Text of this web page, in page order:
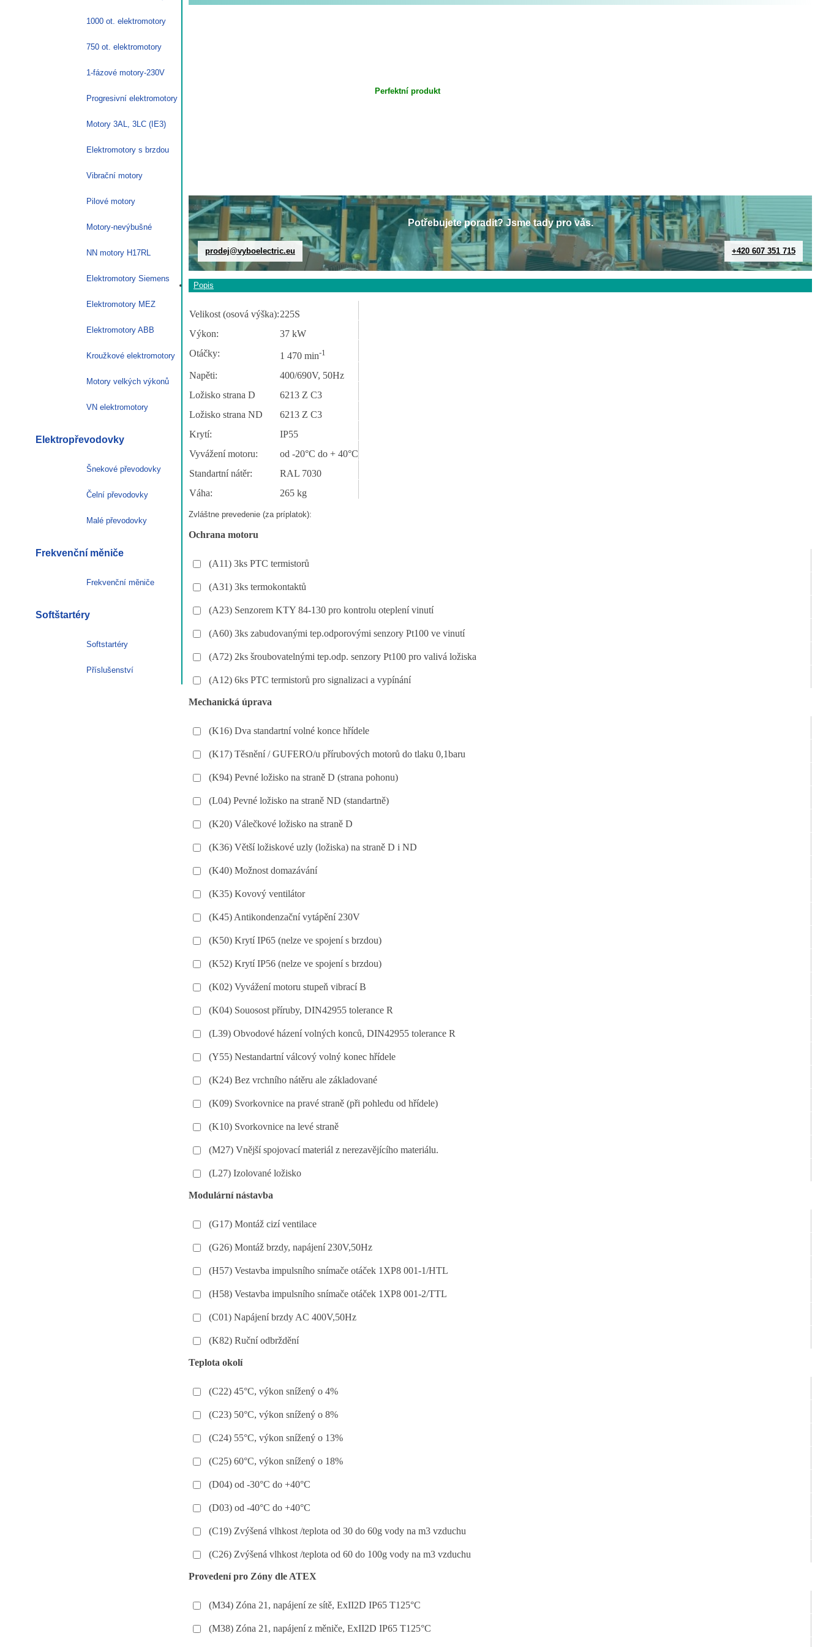
Perfektní produkt
Potřebujete poradit? Jsme tady pro vás.
prodej@vyboelectric.eu +420 607 351 715
Popis
Velikost (osová výška):225S
Výkon:
37 kW
Otáčky:
1 470 min-1
Napěti:
400/690V, 50Hz
Ložisko strana D
6213 Z C3
Ložisko strana ND
6213 Z C3
Krytí:
IP55
Vyvážení motoru:
od -20°C do + 40°C
Standartní nátěr:
RAL 7030
Váha:
265 kg
Zvláštne prevedenie (za príplatok):
Ochrana motoru
(A11) 3ks PTC termistorů
(A31) 3ks termokontaktů
(A23) Senzorem KTY 84-130 pro kontrolu oteplení vinutí
(A60) 3ks zabudovanými tep.odporovými senzory Pt100 ve vinutí
(A72) 2ks šroubovatelnými tep.odp. senzory Pt100 pro valivá ložiska
(A12) 6ks PTC termistorů pro signalizaci a vypínání
Mechanická úprava
(K16) Dva standartní volné konce hřídele
(K17) Těsnění / GUFERO/u přírubových motorů do tlaku 0,1baru
(K94) Pevné ložisko na straně D (strana pohonu)
(L04) Pevné ložisko na straně ND (standartně)
(K20) Válečkové ložisko na straně D
(K36) Větší ložiskové uzly (ložiska) na straně D i ND
(K40) Možnost domazávání
(K35) Kovový ventilátor
(K45) Antikondenzační vytápění 230V
(K50) Krytí IP65 (nelze ve spojení s brzdou)
(K52) Krytí IP56 (nelze ve spojení s brzdou)
(K02) Vyvážení motoru stupeň vibrací B
(K04) Souosost příruby, DIN42955 tolerance R
(L39) Obvodové házení volných konců, DIN42955 tolerance R
(Y55) Nestandartní válcový volný konec hřídele
(K24) Bez vrchního nátěru ale základované
(K09) Svorkovnice na pravé straně (při pohledu od hřídele)
(K10) Svorkovnice na levé straně
(M27) Vnější spojovací materiál z nerezavějícího materiálu.
(L27) Izolované ložisko
Modulární nástavba
(G17) Montáž cizí ventilace
(G26) Montáž brzdy, napájení 230V,50Hz
(H57) Vestavba impulsního snímače otáček 1XP8 001-1/HTL
(H58) Vestavba impulsního snímače otáček 1XP8 001-2/TTL
(C01) Napájení brzdy AC 400V,50Hz
(K82) Ruční odbrždění
Teplota okolí
(C22) 45°C, výkon snížený o 4%
(C23) 50°C, výkon snížený o 8%
(C24) 55°C, výkon snížený o 13%
(C25) 60°C, výkon snížený o 18%
(D04) od -30°C do +40°C
(D03) od -40°C do +40°C
(C19) Zvýšená vlhkost /teplota od 30 do 60g vody na m3 vzduchu
(C26) Zvýšená vlhkost /teplota od 60 do 100g vody na m3 vzduchu
Provedení pro Zóny dle ATEX
(M34) Zóna 21, napájení ze sítě, ExII2D IP65 T125°C
(M38) Zóna 21, napájení z měniče, ExII2D IP65 T125°C
1000 ot. elektromotory
750 ot. elektromotory
1-fázové motory-230V
Progresivní elektromotory
Motory 3AL, 3LC (IE3)
Elektromotory s brzdou
Vibrační motory
Pilové motory
Motory-nevýbušné
NN motory H17RL
Elektromotory Siemens
Elektromotory MEZ
Elektromotory ABB
Kroužkové elektromotory
Motory velkých výkonů
VN elektromotory
Elektropřevodovky
Šnekové převodovky
Čelní převodovky
Malé převodovky
Frekvenční měniče
Frekvenční měniče
Softštartéry
Softstartéry
Příslušenství